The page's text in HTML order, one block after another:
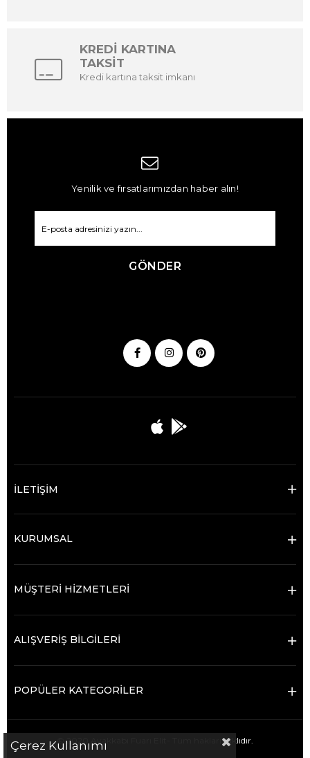
KREDİ KARTINA
TAKSİT
Kredi kartına taksit imkanı
Yenilik ve fırsatlarımızdan haber alın!
GÖNDER
İLETİŞİM
KURUMSAL
MÜŞTERİ HİZMETLERİ
ALIŞVERİŞ BİLGİLERİ
POPÜLER KATEGORİLER
© 2020 Ayakkabı Fuarı Elit- Tüm hakları saklıdır.
Çerez Kullanımı